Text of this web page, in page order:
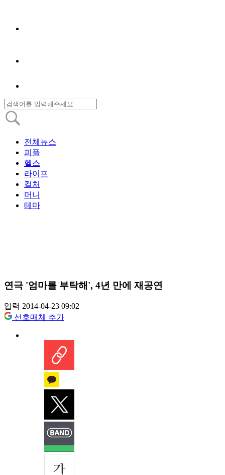
전체뉴스
피플
헬스
라이프
컬처
머니
테마
연극 '엄마를 부탁해', 4년 만에 재공연
입력 2014-04-23 09:02
선호매체 추가